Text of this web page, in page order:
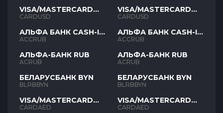
VISA/MASTERCARD
USD
CARDUSD
АЛЬФА БАНК CASH-IN
RUB
ACCRUB
АЛЬФА-БАНК RUB
ACRUB
БЕЛАРУСБАНК BYN
BLRBBYN
VISA/MASTERCARD
AED
CARDAED
VISA/MASTERCARD
USD
CARDUSD
АЛЬФА БАНК CASH-IN
RUB
ACCRUB
АЛЬФА-БАНК RUB
ACRUB
БЕЛАРУСБАНК BYN
BLRBBYN
VISA/MASTERCARD
AED
CARDAED